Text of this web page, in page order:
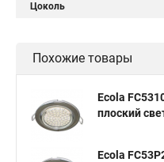
Цоколь
Похожие товары
Ecola
плоский
Ecola